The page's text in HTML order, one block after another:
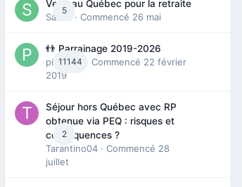
5
Venir au Québec pour la retraite
Sab74
· Commencé 26 mai
11144
👬 Parrainage 2019-2026
piinoush
· Commencé 22 février
2019
2
Séjour hors Québec avec RP
obtenue via PEQ : risques et
conséquences ?
Tarantino04 · Commencé 28
juillet